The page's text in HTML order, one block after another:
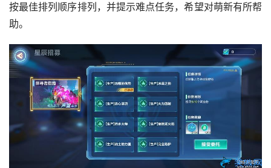
按最佳排列顺序排列，并提示难点任务，希望对萌新有所帮
助。